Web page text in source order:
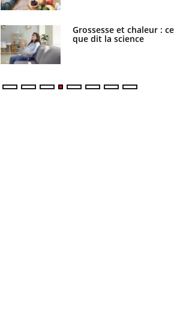
Grossesse et chaleur : ce
que dit la science
Mordue par un
barracuda, une petite fille
secourue grâce à un